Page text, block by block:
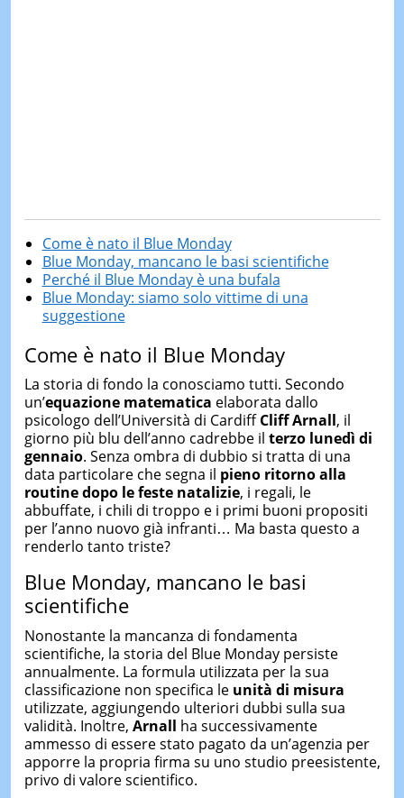
Come è nato il Blue Monday
Blue Monday, mancano le basi scientifiche
Perché il Blue Monday è una bufala
Blue Monday: siamo solo vittime di una
suggestione
Come è nato il Blue Monday
La storia di fondo la conosciamo tutti. Secondo
un’equazione matematica elaborata dallo
psicologo dell’Università di CardiffCliff Arnall, il
giorno più blu dell’anno cadrebbe il terzo lunedì di
gennaio. Senza ombra di dubbio si tratta di una
data particolare che segna il pieno ritorno alla
routine dopo le feste natalizie, i regali, le
abbuffate, i chili di troppo e i primi buoni propositi
per l’anno nuovo già infranti… Ma basta questo a
renderlo tanto triste?
Blue Monday, mancano le basi
scientifiche
Nonostante la mancanza di fondamenta
scientifiche, la storia del Blue Monday persiste
annualmente. La formula utilizzata per la sua
classificazione non specifica le unità di misura
utilizzate, aggiungendo ulteriori dubbi sulla sua
validità. Inoltre, Arnall ha successivamente
ammesso di essere stato pagato da un’agenzia per
apporre la propria firma su uno studio preesistente,
privo di valore scientifico.